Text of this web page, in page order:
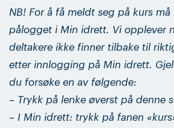
NB! For å få meldt seg på kurs
pålogget i Min idrett. Vi opplever
deltakere ikke finner tilbake til
etter innlogging på Min idrett.
du forsøke en av følgende:
– Trykk på lenke øverst på denne
– I Min idrett: trykk på fanen